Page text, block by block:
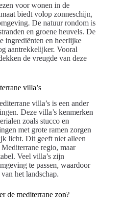
voor wonen in de
biedt volop zonneschijn,
De natuur rondom is
en groene heuvels. De
ingrediënten en heerlijke
aantrekkelijker. Vooral
de vreugde van deze
villa’s
villa’s is een ander
Deze villa’s kenmerken
zoals stucco en
met grote ramen zorgen
licht. Dit geeft niet alleen
regio, maar
Veel villa’s zijn
te passen, waardoor
het landschap.
de mediterrane zon?